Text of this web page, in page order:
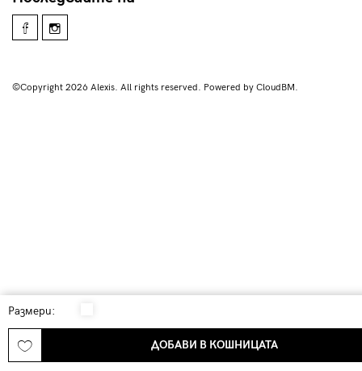
Размери:
ДОБАВИ В КОШНИЦАТА
©Copyright 2026 Alexis. All rights reserved. Powered by CloudBM.